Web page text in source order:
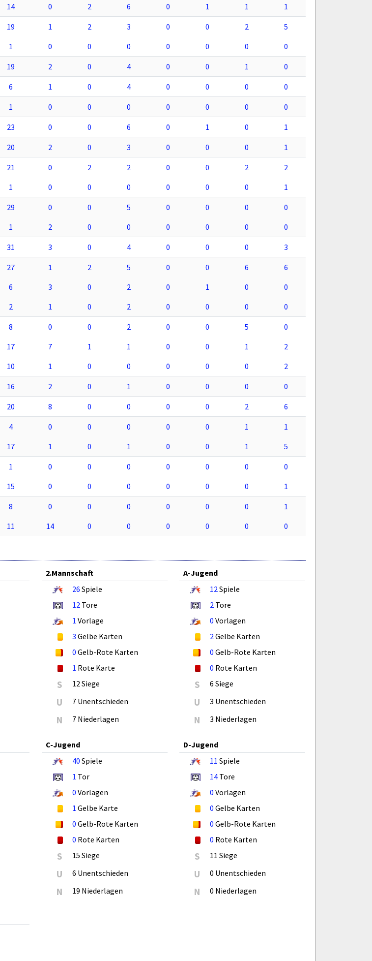
14 0 2 6 0 1 1 1
19 1 2 3 0 0 2
5
1 0 0 0 0 0 0 0
19 2 0 4 0 0 1 0
6 1 0 4 0 0 0 0
1 0 0 0 0 0 0 0
23 0 0 6 0 1 0 1
20 2 0 3 0 0 0 1
21 0 2 2 0 0 2
2
1 0 0 0 0 0 0 1
29 0 0 5 0 0 0
0
1 2 0 0 0 0 0 0
31 3 0 4 0 0 0 3
27 1 2 5 0 0 6
6
6 3 0 2 0 1 0
0
2 1 0 2 0 0 0 0
8 0 0 2 0 0 5
0
17 7 1 1 0 0 1
2
10 1 0 0 0 0 0 2
16 2 0 1 0 0 0 0
20 8 0 0 0 0 2 6
4 0 0 0 0 0 1
1
17 1 0 1 0 0 1 5
1 0 0 0 0 0 0
0
15 0 0 0 0 0 0 1
8 0 0 0 0 0 0
1
11 14 0 0 0 0 0 0
2.Mannschaft
26 Spiele
12Tore
1 Vorlage
3 Gelbe Karten
0 Gelb-Rote Karten
1 Rote Karte
S 12 Siege
U 7 Unentschieden
N 7 Niederlagen
A-Jugend
12Spiele
2 Tore
0 Vorlagen
2Gelbe Karten
0 Gelb-Rote Karten
0 Rote Karten
S 6 Siege
U 3 Unentschieden
N 3 Niederlagen
C-Jugend
40 Spiele
1 Tor
0 Vorlagen
1 Gelbe Karte
0 Gelb-Rote Karten
0 Rote Karten
S 15 Siege
U 6 Unentschieden
N 19 Niederlagen
D-Jugend
11 Spiele
14 Tore
0 Vorlagen
0 Gelbe Karten
0 Gelb-Rote Karten
0 Rote Karten
S 11 Siege
U 0 Unentschieden
N 0 Niederlagen